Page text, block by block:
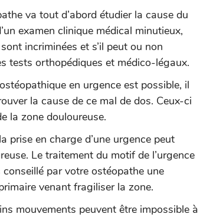
va tout d’abord étudier la cause du
examen clinique médical minutieux,
incriminées et s’il peut ou non
tests orthopédiques et médico-légaux.
en urgence est possible, il
la cause de ce mal de dos. Ceux-ci
la zone douloureuse.
prise en charge d’une urgence peut
Le traitement du motif de l’urgence
par votre ostéopathe une
venant fragiliser la zone.
mouvements peuvent être impossible à